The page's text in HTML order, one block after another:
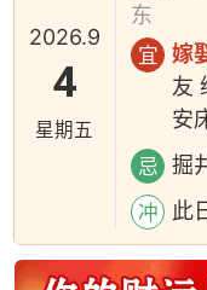
2026.9
4
星期五
东
宜 嫁
友
安
忌 掘
冲 此